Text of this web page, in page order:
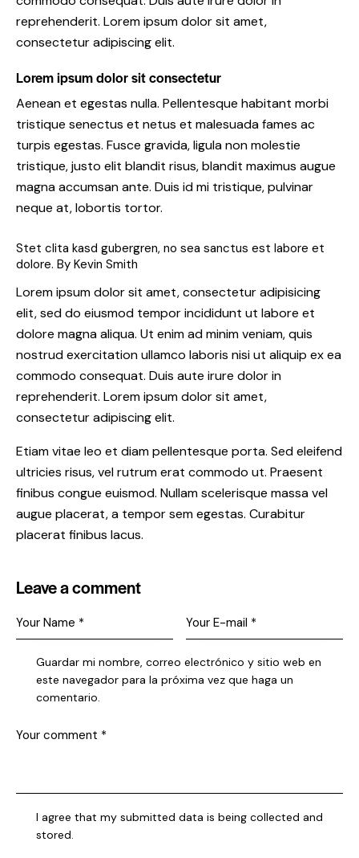
reprehenderit. Lorem ipsum dolor sit amet,
consectetur adipiscing elit.
Lorem ipsum dolor sit consectetur
Aenean et egestas nulla. Pellentesque habitant morbi
tristique senectus et netus et malesuada fames ac
turpis egestas. Fusce gravida, ligula non molestie
tristique, justo elit blandit risus, blandit maximus augue
magna accumsan ante. Duis id mi tristique, pulvinar
neque at, lobortis tortor.
Stet clita kasd gubergren, no sea sanctus est labore et
dolore. By Kevin Smith
Lorem ipsum dolor sit amet, consectetur adipisicing
elit, sed do eiusmod tempor incididunt ut labore et
dolore magna aliqua. Ut enim ad minim veniam, quis
nostrud exercitation ullamco laboris nisi ut aliquip ex ea
commodo consequat. Duis aute irure dolor in
reprehenderit. Lorem ipsum dolor sit amet,
consectetur adipiscing elit.
Etiam vitae leo et diam pellentesque porta. Sed eleifend
ultricies risus, vel rutrum erat commodo ut. Praesent
finibus congue euismod. Nullam scelerisque massa vel
augue placerat, a tempor sem egestas. Curabitur
placerat finibus lacus.
Leave a comment
Guardar mi nombre, correo electrónico y sitio web en
este navegador para la próxima vez que haga un
comentario.
I agree that my submitted data is being collected and
stored.